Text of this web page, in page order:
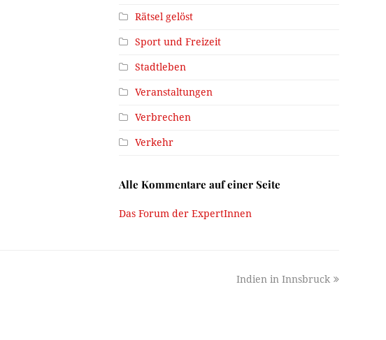
Rätsel gelöst
Sport und Freizeit
Stadtleben
Veranstaltungen
Verbrechen
Verkehr
Alle Kommentare auf einer Seite
Das Forum der ExpertInnen
next
Indien in Innsbruck